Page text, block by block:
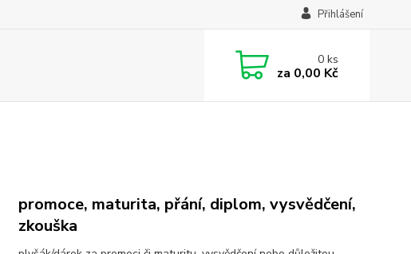
Přihlášení
0ks
za 0,00 Kč
promoce, maturita, přání, diplom, vysvědčení,
zkouška